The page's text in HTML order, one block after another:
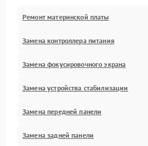
Ремонт материнской платы
Замена контроллера питания
Замена фокусировочного экрана
Замена устройства стабилизации
Замена передней панели
Замена задней панели